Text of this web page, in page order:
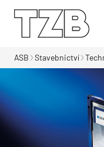
ASB Stavebnictví